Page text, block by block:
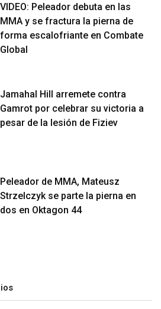
VIDEO: Peleador debuta en las
MMA y se fractura la pierna de
forma escalofriante en Combate
Global
Jamahal Hill arremete contra
Gamrot por celebrar su victoria a
pesar de la lesión de Fiziev
Peleador de MMA, Mateusz
Strzelczyk se parte la pierna en
dos en Oktagon 44